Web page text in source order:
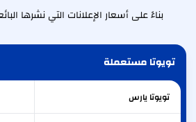
بناءً على أسعار الإعلانات التي نشرها
تويوتا مستعملة
تويوتايارس